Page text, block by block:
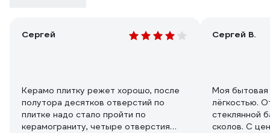
Сергей
Керамо плитку режет хорошо, после
полутора десятков отверстий по
плитке надо стало пройти по
керамограниту, четыре отверстия
Сергей В.
Моя бытовая
лёгкостью.
стеклянной
сколов. С